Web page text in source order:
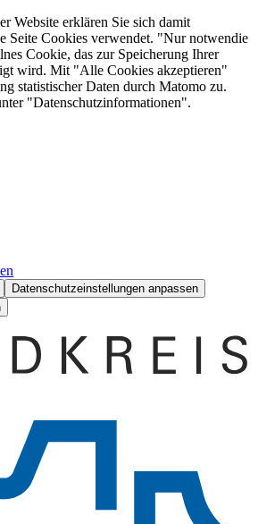
Website erklären Sie sich damit
Seite Cookies verwendet. "Nur notwendie
Cookie, das zur Speicherung Ihrer
wird. Mit "Alle Cookies akzeptieren"
statistischer Daten durch Matomo zu.
"Datenschutzinformationen".
Datenschutzeinstellungen anpassen